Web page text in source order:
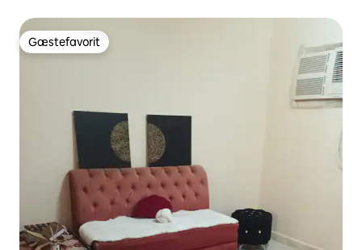
Gæstefavorit
Gæstefavorit